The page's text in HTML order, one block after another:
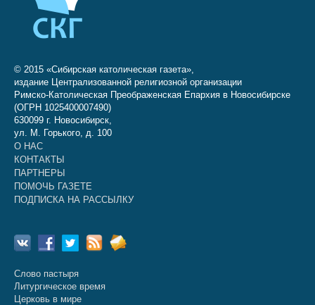
© 2015 «Сибирская католическая газета»,
издание Централизованной религиозной организации
Римско-Католическая Преображенская Епархия в Новосибирске
(ОГРН 1025400007490)
630099 г. Новосибирск,
ул. М. Горького, д. 100
О НАС
КОНТАКТЫ
ПАРТНЕРЫ
ПОМОЧЬ ГАЗЕТЕ
ПОДПИСКА НА РАССЫЛКУ
Слово пастыря
Литургическое время
Церковь в мире